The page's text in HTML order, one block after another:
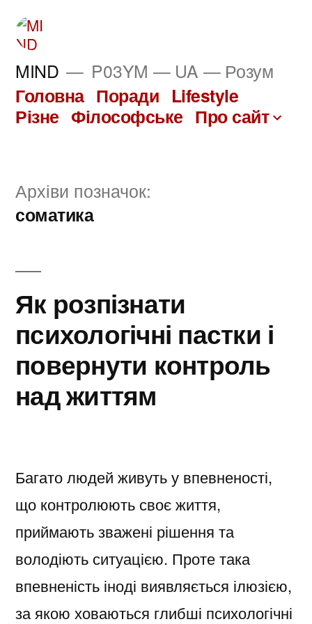
Перейти
вмісту
MIND P03YM — UA — Розум
Головна Поради Lifestyle
Різне Філософське Про сайт
Архіви позначок:
соматика
Як розпізнати
психологічні пастки і
повернути контроль
над життям
Багато людей живуть у впевненості,
що контролюють своє життя,
приймають зважені рішення та
володіють ситуацією. Проте така
впевненість іноді виявляється ілюзією,
за якою ховаються глибші психологічні